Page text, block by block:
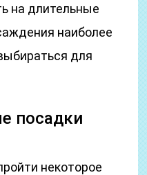
на длительные
наиболее
для
посадки
некоторое